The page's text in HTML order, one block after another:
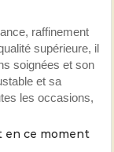
raffinement
supérieure, il
soignées et son
et sa
les occasions,
en ce moment